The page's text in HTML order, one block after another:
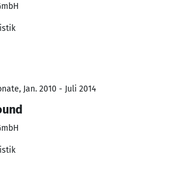
Jan. 2010 - Juli 2014